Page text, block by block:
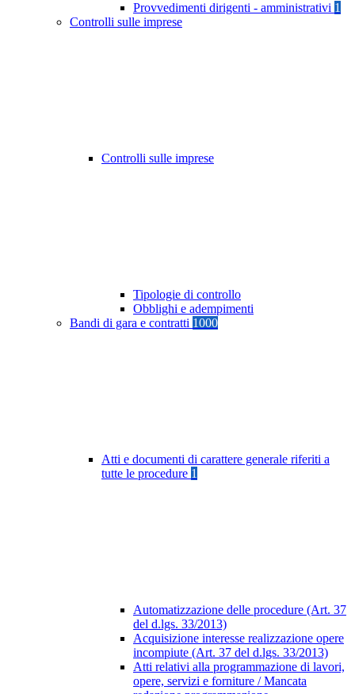
Provvedimenti dirigenti - amministrativi 1
Controlli sulle imprese
Controlli sulle imprese
Tipologie di controllo
Obblighi e adempimenti
Bandi di gara e contratti 1000
Atti e documenti di carattere generale riferiti a
tutte le procedure 1
Automatizzazione delle procedure (Art. 37
del d.lgs. 33/2013)
Acquisizione interesse realizzazione opere
incompiute (Art. 37 del d.lgs. 33/2013)
Atti relativi alla programmazione di lavori,
opere, servizi e forniture / Mancata